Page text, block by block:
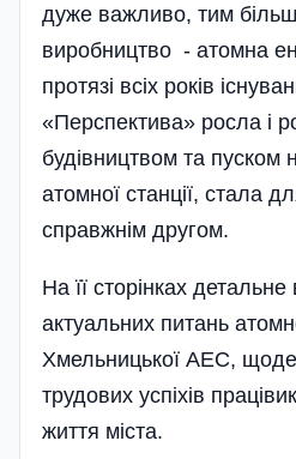
дуже важливо, тим
виробництво - атомна
протязі всіх років
«Перспектива» росла і
будівництвом та пуском
атомної станції, стала
справжнім другом.
На її сторінках детальне
актуальних питань
Хмельницької АЕС,
трудових успіхів
життя міста.